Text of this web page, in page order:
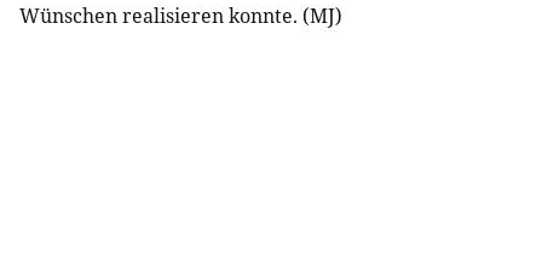
Wünschen realisieren konnte. (MJ)